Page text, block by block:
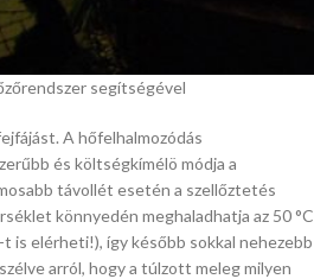
segítségével
A hőfelhalmozódás
és költségkímélö módja a
távollét esetén a szellőztetés
könnyedén meghaladhatja az 50 °C
is elérheti!), így később sokkal nehezebb
arról, hogy a túlzott meleg milyen